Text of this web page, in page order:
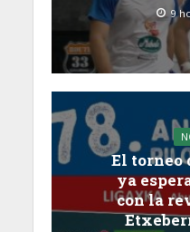
9
El torneo
ya
con la